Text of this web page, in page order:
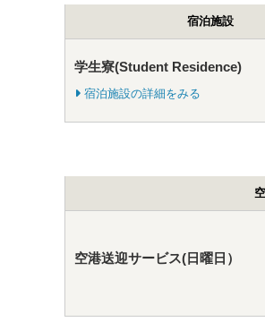
宿泊施設
学生寮(Student Residence)
宿泊施設の詳細をみる
空港送迎サービス(日曜日）